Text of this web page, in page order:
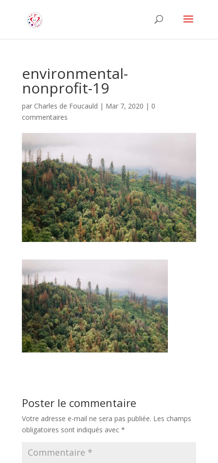
environmental-
nonprofit-19
par Charles de Foucauld | Mar 7, 2020 | 0
commentaires
Poster le commentaire
Votre adresse e-mail ne sera pas publiée. Les champs
obligatoires sont indiqués avec *